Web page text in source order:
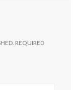
REQUIRED